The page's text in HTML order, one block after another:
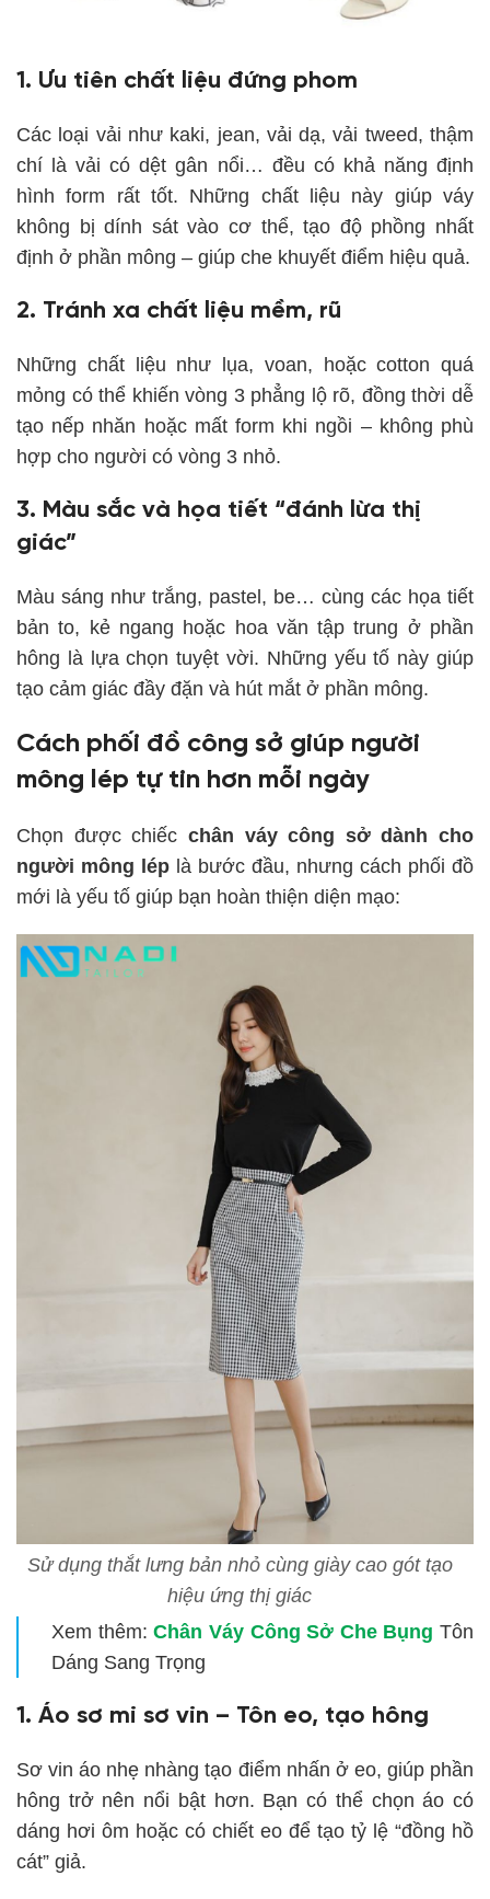
1. Ưu tiên chất liệu đứng phom
Các loại vải như kaki, jean, vải dạ, vải tweed, thậm
chí là vải có dệt gân nổi… đều có khả năng định
hình form rất tốt. Những chất liệu này giúp váy
không bị dính sát vào cơ thể, tạo độ phồng nhất
định ở phần mông – giúp che khuyết điểm hiệu quả.
2. Tránh xa chất liệu mềm, rũ
Những chất liệu như lụa, voan, hoặc cotton quá
mỏng có thể khiến vòng 3 phẳng lộ rõ, đồng thời dễ
tạo nếp nhăn hoặc mất form khi ngồi – không phù
hợp cho người có vòng 3 nhỏ.
3. Màu sắc và họa tiết “đánh lừa thị
giác”
Màu sáng như trắng, pastel, be… cùng các họa tiết
bản to, kẻ ngang hoặc hoa văn tập trung ở phần
hông là lựa chọn tuyệt vời. Những yếu tố này giúp
tạo cảm giác đầy đặn và hút mắt ở phần mông.
Cách phối đồ công sở giúp người
mông lép tự tin hơn mỗi ngày
Chọn được chiếc chân váy công sở dành cho
người mông lép là bước đầu, nhưng cách phối đồ
mới là yếu tố giúp bạn hoàn thiện diện mạo:
Sử dụng thắt lưng bản nhỏ cùng giày cao gót tạo
hiệu ứng thị giác
Xem thêm:Chân Váy Công Sở Che Bụng Tôn
Dáng Sang Trọng
1. Áo sơ mi sơ vin – Tôn eo, tạo hông
Sơ vin áo nhẹ nhàng tạo điểm nhấn ở eo, giúp phần
hông trở nên nổi bật hơn. Bạn có thể chọn áo có
dáng hơi ôm hoặc có chiết eo để tạo tỷ lệ “đồng hồ
cát” giả.